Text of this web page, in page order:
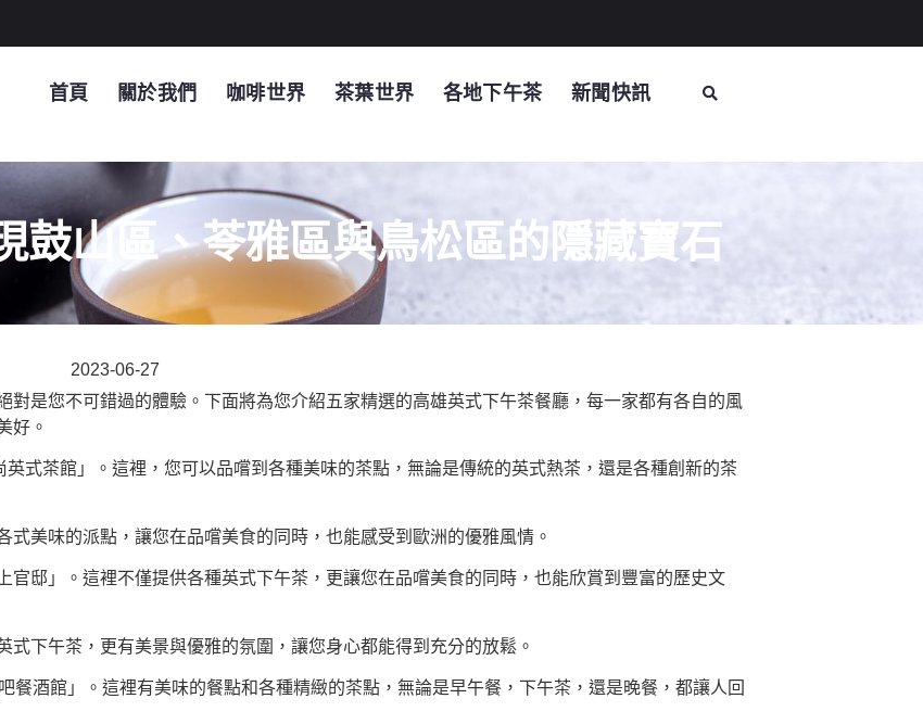
首頁 關於我們 咖啡世界 茶葉世界 各地下午茶 新聞快訊
鼓山區、苓雅區與鳥松區的隱藏寶石
2023-06-27
是您不可錯過的體驗。下面將為您介紹五家精選的高雄英式下午茶餐廳，每一家都有各自的風
好。
式茶館」。這裡，您可以品嚐到各種美味的茶點，無論是傳統的英式熱茶，還是各種創新的茶
美味的派點，讓您在品嚐美食的同時，也能感受到歐洲的優雅風情。
邸」。這裡不僅提供各種英式下午茶，更讓您在品嚐美食的同時，也能欣賞到豐富的歷史文
下午茶，更有美景與優雅的氛圍，讓您身心都能得到充分的放鬆。
酒館」。這裡有美味的餐點和各種精緻的茶點，無論是早午餐，下午茶，還是晚餐，都讓人回